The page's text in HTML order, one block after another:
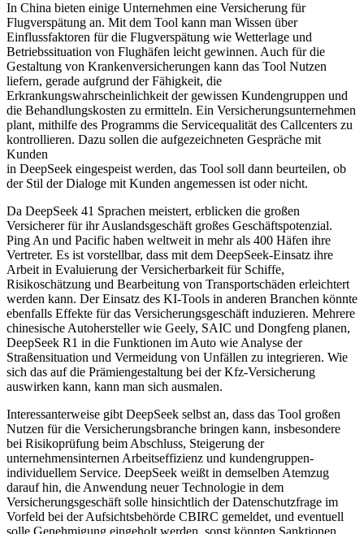
In China bieten einige Unternehmen eine Versicherung für
Flugverspätung an. Mit dem Tool kann man Wissen über
Einflussfaktoren für die Flugverspätung wie Wetterlage und
Betriebssituation von Flughäfen leicht gewinnen. Auch für die
Gestaltung von Krankenversicherungen kann das Tool Nutzen
liefern, gerade aufgrund der Fähigkeit, die
Erkrankungswahrscheinlichkeit der gewissen Kundengruppen und
die Behandlungskosten zu ermitteln. Ein Versicherungsunternehmen
plant, mithilfe des Programms die Servicequalität des Callcenters zu
kontrollieren. Dazu sollen die aufgezeichneten Gespräche mit
Kunden
in DeepSeek eingespeist werden, das Tool soll dann beurteilen, ob
der Stil der Dialoge mit Kunden angemessen ist oder nicht.
Da DeepSeek 41 Sprachen meistert, erblicken die großen
Versicherer für ihr Auslandsgeschäft großes Geschäftspotenzial.
Ping An und Pacific haben weltweit in mehr als 400 Häfen ihre
Vertreter. Es ist vorstellbar, dass mit dem DeepSeek-Einsatz ihre
Arbeit in Evaluierung der Versicherbarkeit für Schiffe,
Risikoschätzung und Bearbeitung von Transportschäden erleichtert
werden kann. Der Einsatz des KI-Tools in anderen Branchen könnte
ebenfalls Effekte für das Versicherungsgeschäft induzieren. Mehrere
chinesische Autohersteller wie Geely, SAIC und Dongfeng planen,
DeepSeek R1 in die Funktionen im Auto wie Analyse der
Straßensituation und Vermeidung von Unfällen zu integrieren. Wie
sich das auf die Prämiengestaltung bei der Kfz-Versicherung
auswirken kann, kann man sich ausmalen.
Interessanterweise gibt DeepSeek selbst an, dass das Tool großen
Nutzen für die Versicherungsbranche bringen kann, insbesondere
bei Risikoprüfung beim Abschluss, Steigerung der
unternehmensinternen Arbeitseffizienz und kundengruppen-
individuellem Service. DeepSeek weißt in demselben Atemzug
darauf hin, die Anwendung neuer Technologie in dem
Versicherungsgeschäft solle hinsichtlich der Datenschutzfrage im
Vorfeld bei der Aufsichtsbehörde CBIRC gemeldet, und eventuell